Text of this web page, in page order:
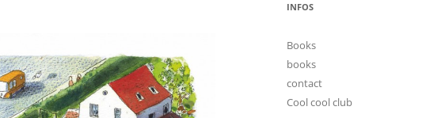
INFOS
Books
books
contact
Cool cool club